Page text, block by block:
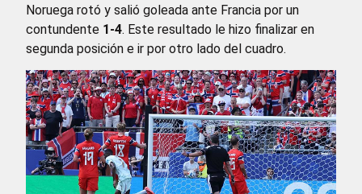
Noruega rotó y salió goleada ante Francia por un
contundente 1-4. Este resultado le hizo finalizar en
segunda posición e ir por otro lado del cuadro.